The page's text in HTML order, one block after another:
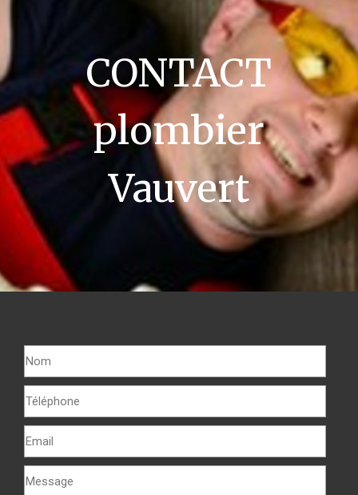
CONTACT
plombier
Vauvert